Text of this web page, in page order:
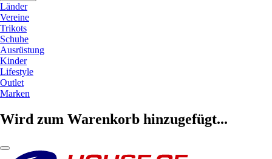
Länder
Vereine
Trikots
Schuhe
Ausrüstung
Kinder
Lifestyle
Outlet
Marken
Wird zum Warenkorb hinzugefügt...